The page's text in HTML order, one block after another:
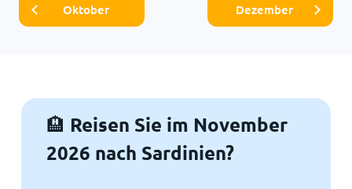
Oktober Dezember
🏨 Reisen Sie im November
2026 nach Sardinien?